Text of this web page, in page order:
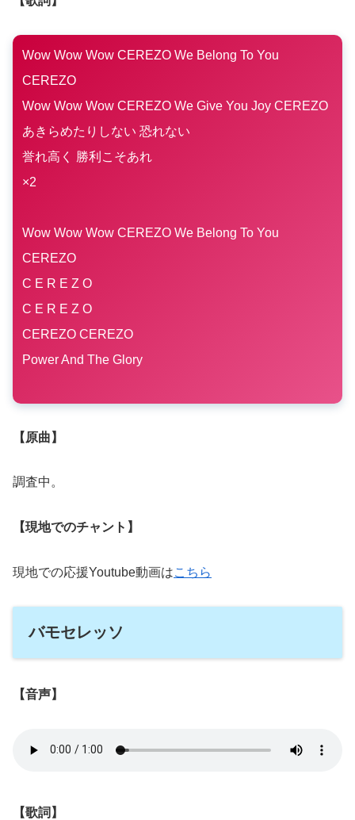
Wow Wow Wow CEREZO We Belong To You
CEREZO
Wow Wow Wow CEREZO We Give You Joy CEREZO
あきらめたりしない 恐れない
誉れ高く 勝利こそあれ
×2
Wow Wow Wow CEREZO We Belong To You
CEREZO
C E R E Z O
C E R E Z O
CEREZO CEREZO
Power And The Glory
【原曲】
調査中。
【現地でのチャント】
現地での応援Youtube動画はこちら
バモセレッソ
【音声】
【歌詞】